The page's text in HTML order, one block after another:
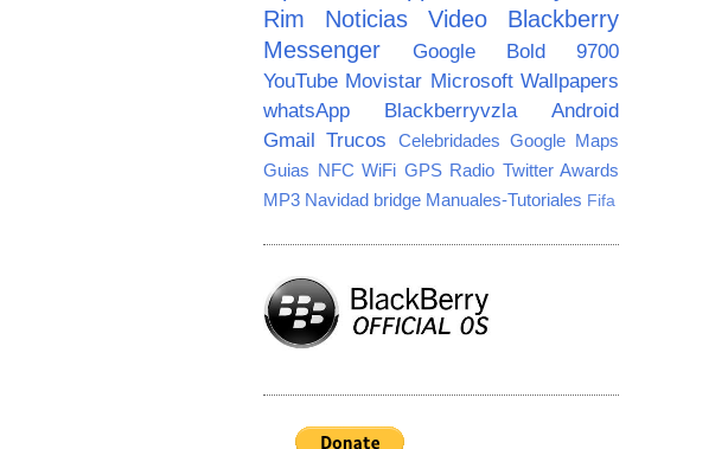
Rim
Noticias Video
Blackberry
Messenger
Google
Bold 9700
YouTube Movistar Microsoft Wallpapers
whatsApp
Blackberryvzla
Android
Gmail Trucos Celebridades Google Maps
Guias NFC WiFi GPS Radio Twitter Awards
MP3 Navidad bridge Manuales-Tutoriales Fifa